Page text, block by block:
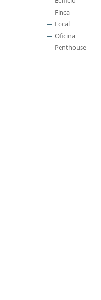
Finca
Local
Oficina
Penthouse